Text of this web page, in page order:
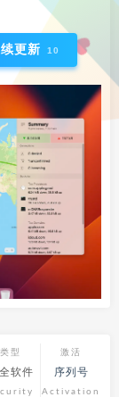
更新 10
类型
软件
激活
序列号
Activation